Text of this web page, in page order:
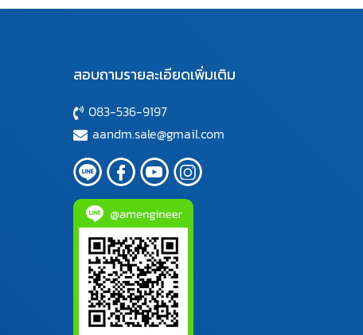
สอบถามรายละเอียดเพิ่มเติม
083-536-9197
aandm.sale@gmail.com